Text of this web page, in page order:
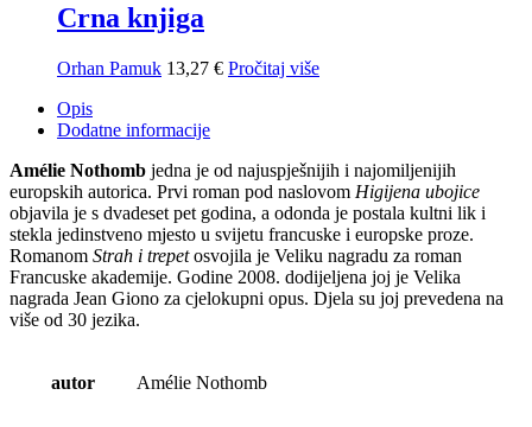
Crna knjiga
Orhan Pamuk 13,27 € Pročitaj više
Opis
Dodatne informacije
Amélie Nothomb jedna je od najuspješnijih i najomiljenijih
europskih autorica. Prvi roman pod naslovom Higijena ubojice
objavila je s dvadeset pet godina, a odonda je postala kultni lik i
stekla jedinstveno mjesto u svijetu francuske i europske proze.
Romanom Strah i trepetosvojila je Veliku nagradu za roman
Francuske akademije. Godine 2008. dodijeljena joj je Velika
nagrada Jean Giono za cjelokupni opus. Djela su joj prevedena na
više od 30 jezika.
autor Amélie Nothomb